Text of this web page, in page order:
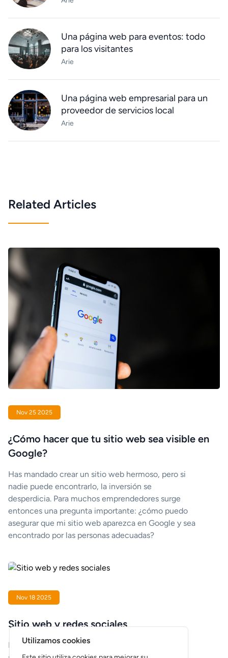
Una página web para eventos: todo
para los visitantes
Arie
Una página web empresarial para un
proveedor de servicios local
Arie
Related Articles
Nov 25 2025
¿Cómo hacer que tu sitio web sea visible en
Google?
Has mandado crear un sitio web hermoso, pero si
nadie puede encontrarlo, la inversión se
desperdicia. Para muchos emprendedores surge
entonces una pregunta importante: ¿cómo puedo
asegurar que mi sitio web aparezca en Google y sea
encontrado por las personas adecuadas?
Nov 18 2025
Sitio web y redes sociales
Muchos empresarios se preguntan si un sitio web
Utilizamos cookies